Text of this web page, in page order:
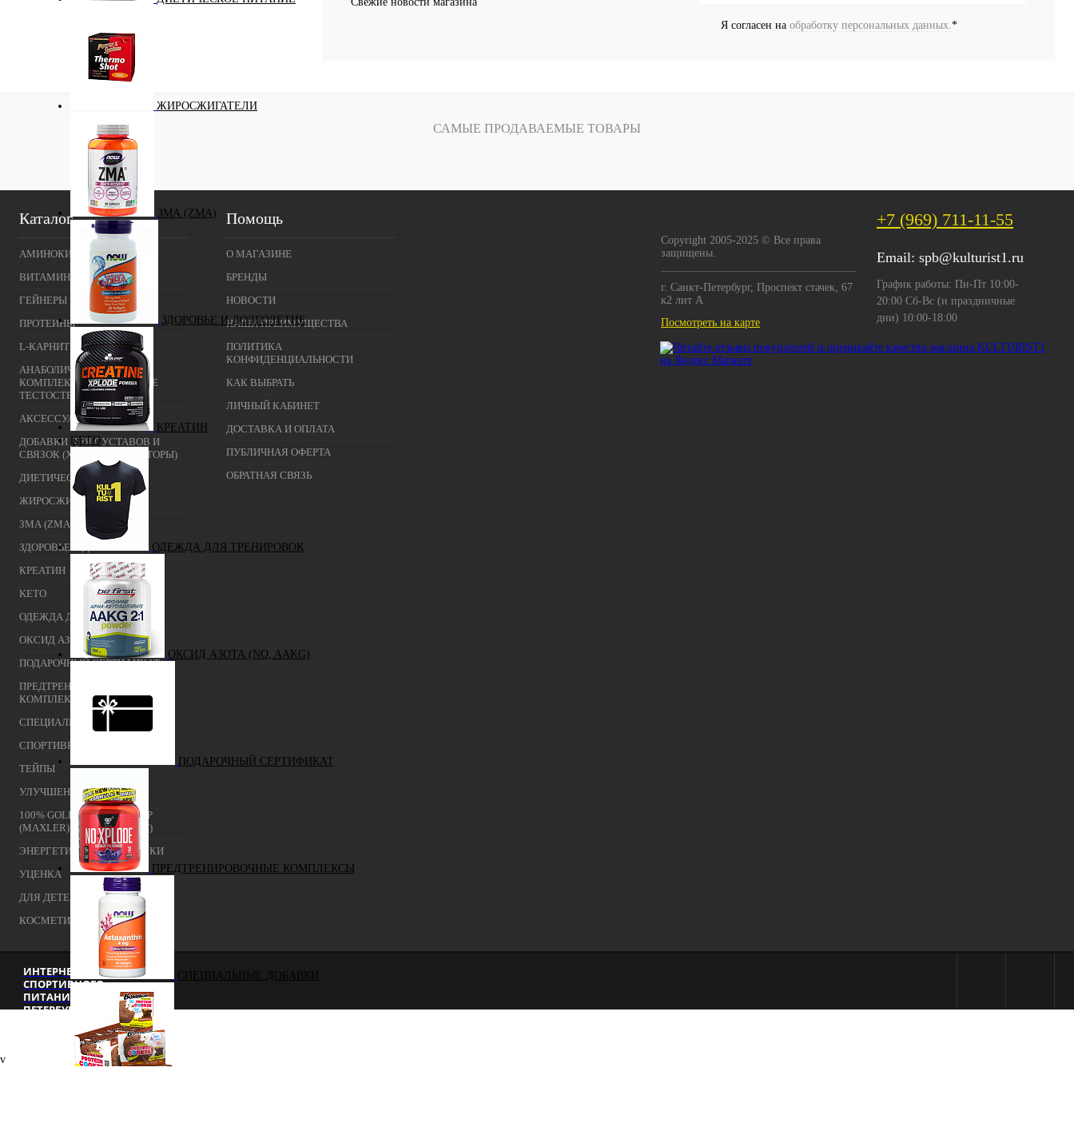
ЖИРОСЖИГАТЕЛИ
ЗМА (ZMA)
ЗДОРОВЬЕ И ДОЛГОЛЕТИЕ
КРЕАТИН
KETO
ОДЕЖДА ДЛЯ ТРЕНИРОВОК
ОКСИД АЗОТА (NO, AAKG)
ПОДАРОЧНЫЙ СЕРТИФИКАТ
ПРЕДТРЕНИРОВОЧНЫЕ КОМПЛЕКСЫ
СПЕЦИАЛЬНЫЕ ДОБАВКИ
Я согласен на обработку персональных данных. *
САМЫЕ ПРОДАВАЕМЫЕ ТОВАРЫ
Каталог
АМИНОКИСЛОТЫ
ВИТАМИНЫ И МИНЕРАЛЫ
ГЕЙНЕРЫ
ПРОТЕИНЫ
L-КАРНИТИН
АНАБОЛИЧЕСКИЕ
КОМПЛЕКСЫ(ПОВЫШЕНИЕ
ТЕСТОСТЕРОНА)
АКСЕССУАРЫ
ДОБАВКИ ДЛЯ СУСТАВОВ И
СВЯЗОК (ХОНДРОПРОТЕКТОРЫ)
ДИЕТИЧЕСКОЕ ПИТАНИЕ
ЖИРОСЖИГАТЕЛИ
ЗМА (ZMA)
ЗДОРОВЬЕ И ДОЛГОЛЕТИЕ
КРЕАТИН
KETO
ОДЕЖДА ДЛЯ ТРЕНИРОВОК
ОКСИД АЗОТА (NO, AAKG)
ПОДАРОЧНЫЙ СЕРТИФИКАТ
ПРЕДТРЕНИРОВОЧНЫЕ
КОМПЛЕКСЫ
СПЕЦИАЛЬНЫЕ ДОБАВКИ
СПОРТИВНЫЕ БАТОНЧИКИ
ТЕЙПЫ
УЛУЧШЕНИЕ СНА
100% GOLDEN BCAA 210 ГР
(MAXLER) (НАТУРАЛЬНЫЙ)
ЭНЕРГЕТИЧЕСКИЕ ДОБАВКИ
УЦЕНКА
ДЛЯ ДЕТЕЙ
КОСМЕТИКА
Помощь
О МАГАЗИНЕ
БРЕНДЫ
НОВОСТИ
НАШИ ПРЕИМУЩЕСТВА
ПОЛИТИКА
КОНФИДЕНЦИАЛЬНОСТИ
КАК ВЫБРАТЬ
ЛИЧНЫЙ КАБИНЕТ
ДОСТАВКА И ОПЛАТА
ПУБЛИЧНАЯ ОФЕРТА
ОБРАТНАЯ СВЯЗЬ
Copyright 2005-2025 © Все права
защищены.
г. Санкт-Петербург, Проспект стачек, 67
к2 лит А
Посмотреть на карте
+7 (969) 711-11-55
Email: spb@kulturist1.ru
График работы: Пн-Пт 10:00-
20:00 Сб-Вс (и праздничные
дни) 10:00-18:00
ИНТЕРНЕТ-МАГАЗИН
СПОРТИВНОГО
ПИТАНИЯ Г. САНКТ-
ПЕТЕРБУРГ
v